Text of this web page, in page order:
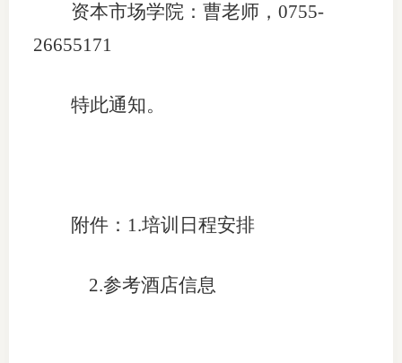
资本市场学院：曹老师，0755-
26655171
特此通知。
附件：1.培训日程安排
2.参考酒店信息